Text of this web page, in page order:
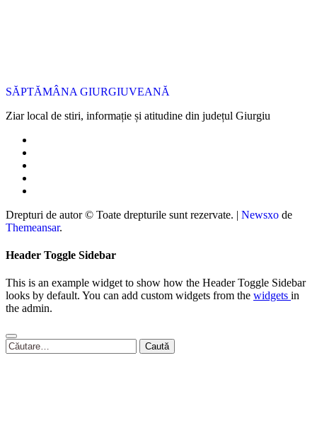
SĂPTĂMÂNA GIURGIUVEANĂ
Ziar local de stiri, informație și atitudine din județul Giurgiu
Drepturi de autor © Toate drepturile sunt rezervate. | Newsxo de
Themeansar.
Header Toggle Sidebar
This is an example widget to show how the Header Toggle Sidebar
looks by default. You can add custom widgets from the widgets in
the admin.
Caută
după: